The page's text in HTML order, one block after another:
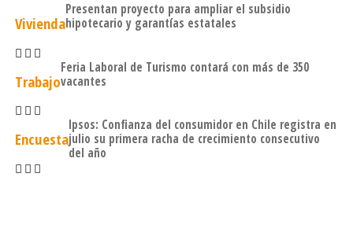
Vivienda
Presentan proyecto para ampliar el subsidio
hipotecario y garantías estatales
Trabajo
Feria Laboral de Turismo contará con más de 350
vacantes
Encuesta
Ipsos: Confianza del consumidor en Chile registra en
julio su primera racha de crecimiento consecutivo
del año